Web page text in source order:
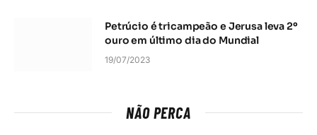
Petrúcio é tricampeão e Jerusa leva 2º
ouro em último dia do Mundial
19/07/2023
NÃO PERCA